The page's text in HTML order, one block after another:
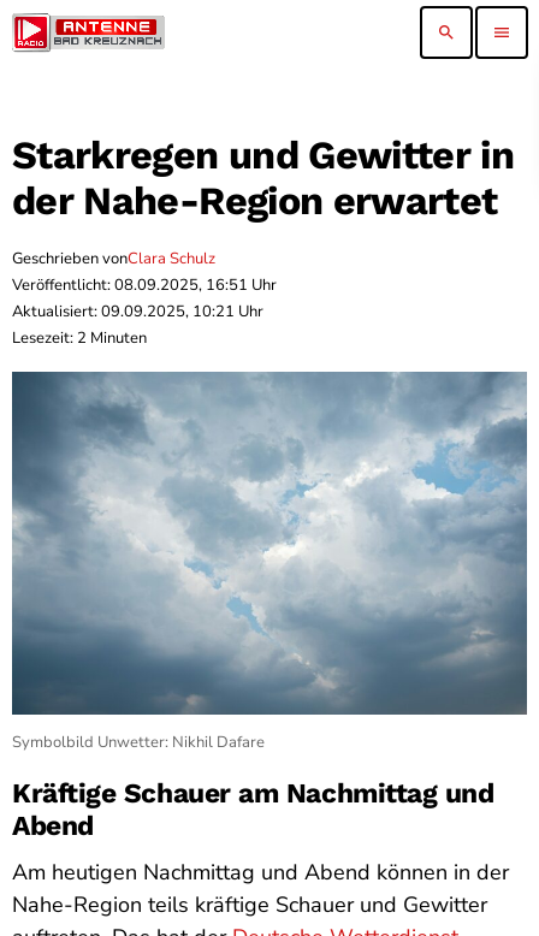
search menu
Starkregen und Gewitter in
der Nahe-Region erwartet
Geschrieben vonClara Schulz
Veröffentlicht: 08.09.2025, 16:51 Uhr
Aktualisiert: 09.09.2025, 10:21 Uhr
Lesezeit: 2 Minuten
Symbolbild Unwetter: Nikhil Dafare
Kräftige Schauer am Nachmittag und
Abend
Am heutigen Nachmittag und Abend können in der
Nahe-Region teils kräftige Schauer und Gewitter